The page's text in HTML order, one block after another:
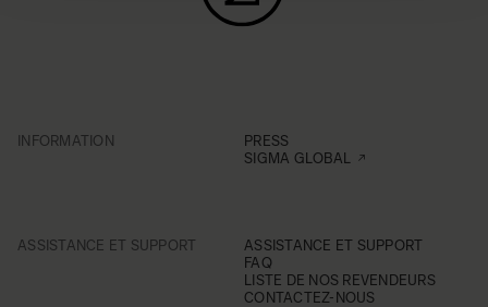
INFORMATION
PRESS
SIGMA GLOBAL
ASSISTANCE ET SUPPORT
ASSISTANCE ET SUPPORT
FAQ
LISTE DE NOS REVENDEURS
CONTACTEZ-NOUS